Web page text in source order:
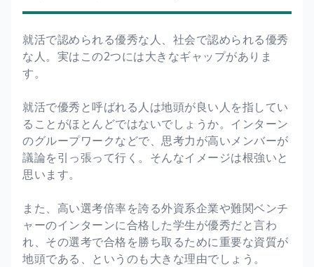
就活で認められる優秀な人、社会で認められる優秀
な人。実はこの2つには大きなギャップがありま
す。
就活で優秀と呼ばれる人は地頭が良い人を指してい
ることがほとんどではないでしょうか。インターン
のグループワークなどで、思考力が高いメンバーが
議論を引っ張って行く。そんなイメージは根強いと
思います。
また、高い選考倍率を誇る外資系企業や難関ベンチ
ャーのインターンに合格した学生が優秀だと言わ
れ、その選考で合格を勝ち取るために重要な資質が
地頭である、というのも大きな理由でしょう。